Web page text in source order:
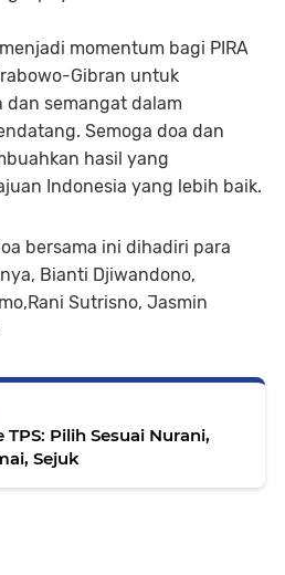
momentum bagi PIRA
Gibran untuk
dan semangat dalam
Semoga doa dan
hasil yang
Indonesia yang lebih baik.
bersama ini dihadiri para
Bianti Djiwandono,
Sutrisno, Jasmin
Pilih Sesuai Nurani,
Sejuk